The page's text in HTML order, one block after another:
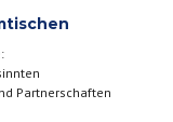
Partnerschaften